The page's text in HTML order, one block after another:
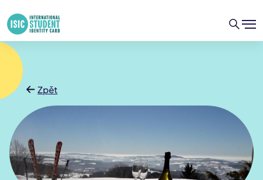
Zpět